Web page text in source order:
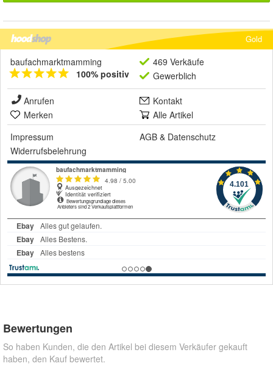
Gold
baufachmarktmamming
100% positiv
469 Verkäufe
Gewerblich
Anrufen
Kontakt
Merken
Alle Artikel
Impressum
AGB & Datenschutz
Widerrufsbelehrung
Bewertungen
So haben Kunden, die den Artikel bei diesem Verkäufer gekauft
haben, den Kauf bewertet.